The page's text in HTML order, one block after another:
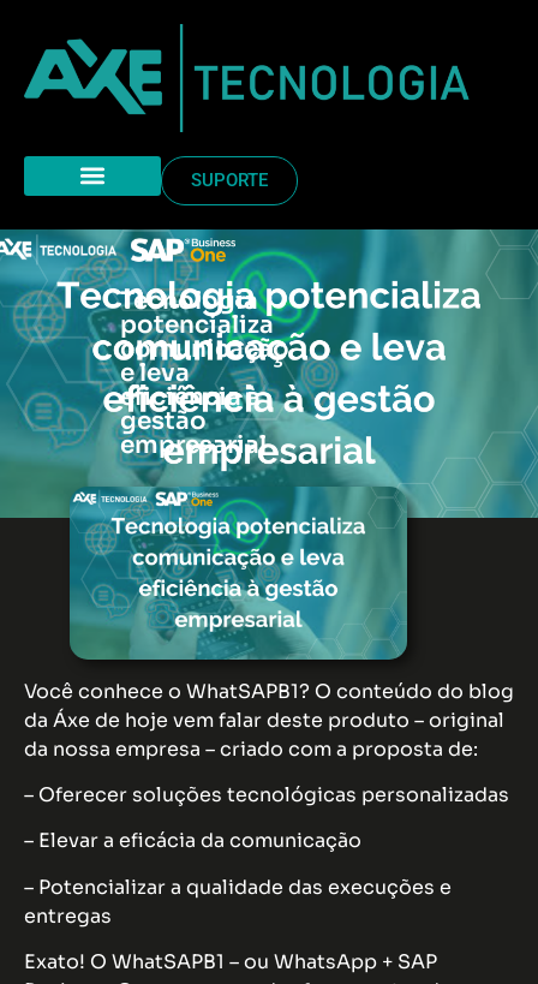
SUPORTE
Tecnologia
potencializa
comunicação
e leva
eficiência à
gestão
empresarial
Você conhece o WhatSAPB1? O conteúdo do blog
da Áxe de hoje vem falar deste produto – original
da nossa empresa – criado com a proposta de:
– Oferecer soluções tecnológicas personalizadas
– Elevar a eficácia da comunicação
– Potencializar a qualidade das execuções e
entregas
Exato! O WhatSAPB1 – ou WhatsApp + SAP